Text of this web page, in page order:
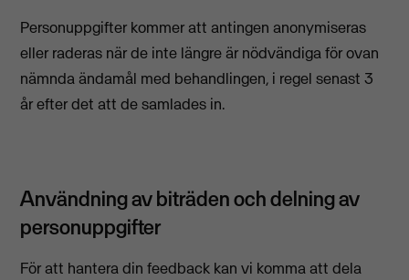
Personuppgifter kommer att antingen anonymiseras
eller raderas när de inte längre är nödvändiga för ovan
nämnda ändamål med behandlingen, i regel senast 3
år efter det att de samlades in.
Användning av biträden och delning av
personuppgifter
För att hantera din feedback kan vi komma att dela